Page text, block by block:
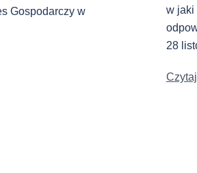
Gospodarczy w
w jaki
28